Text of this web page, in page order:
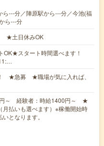
ら---分／陣原駅から---分／今池(福
ら---分
★土日休みOK
スタート時間選べます！
★急募 ★職場が気に入れば、
円～ 経験者：時給1400円～ ★
月払いも選べます）※稼働開始時
となります。